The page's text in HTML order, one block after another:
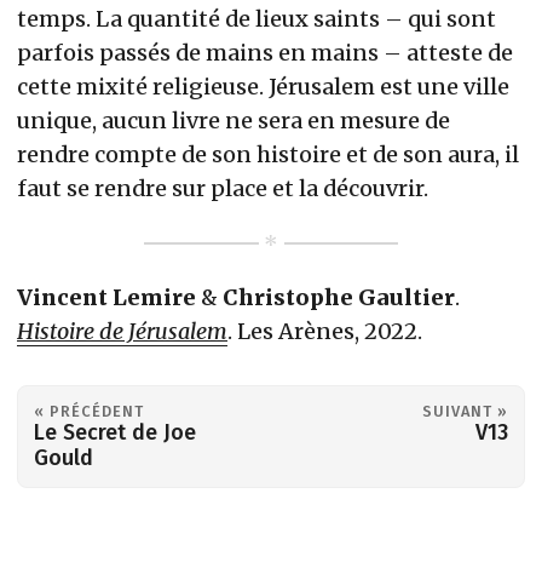
temps. La quantité de lieux saints – qui sont
parfois passés de mains en mains – atteste de
cette mixité religieuse. Jérusalem est une ville
unique, aucun livre ne sera en mesure de
rendre compte de son histoire et de son aura, il
faut se rendre sur place et la découvrir.
Vincent Lemire & Christophe Gaultier.
Histoire de Jérusalem. Les Arènes, 2022.
« PRÉCÉDENT
Le Secret de Joe
Gould
SUIVANT »
V13